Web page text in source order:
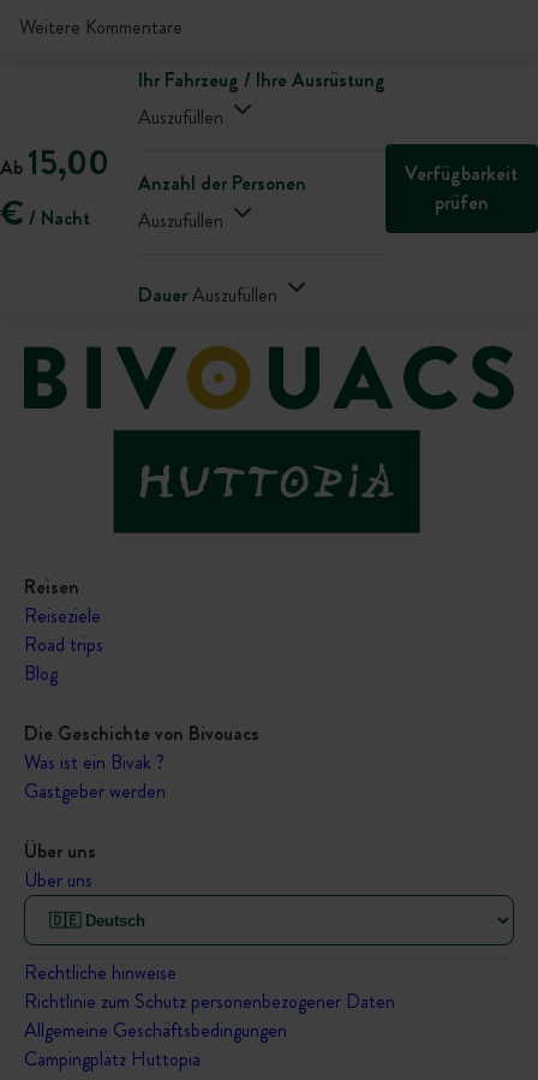
Weitere Kommentare
Ab 15,00
€ / Nacht
Ihr Fahrzeug / Ihre Ausrüstung
Auszufüllen
Anzahl der Personen
Auszufüllen
DauerAuszufüllen
Verfügbarkeit
prüfen
Reisen
Reiseziele
Road trips
Blog
Die Geschichte von Bivouacs
Was ist ein Bivak ?
Gastgeber werden
Über uns
Über uns
Rechtliche hinweise
Richtlinie zum Schutz personenbezogener Daten
Allgemeine Geschäftsbedingungen
Campingplätz Huttopia